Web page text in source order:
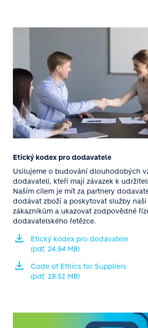
Etický kodex pro dodavatele
Usilujeme o budování dlouhodobých
dodavateli, kteří mají závazek k
Naším cílem je mít za partnery
dodávat zboží a poskytovat služby
zákazníkům a ukazovat zodpovědné
dodavatelského řetězce.
Etický kodex pro dodavatele
(pdf, 24.54 MB)
Code of Ethics for Suppliers
(pdf, 19.51 MB)